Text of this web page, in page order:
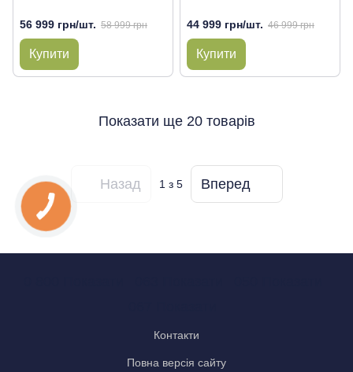
56 999 грн/шт. 58 999 грн
Купити
44 999 грн/шт. 46 999 грн
Купити
Показати ще 20 товарів
Назад 1з 5 Вперед
Контакти
Повна версія сайту